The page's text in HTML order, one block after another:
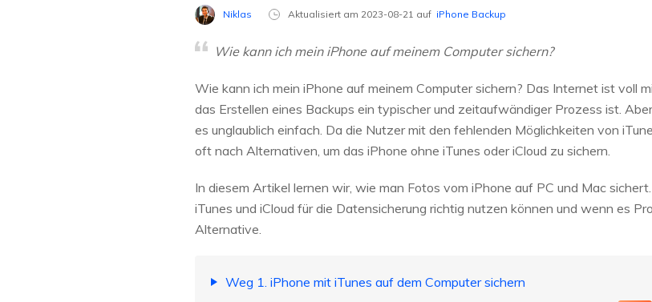
Niklas Aktualisiert am 2023-08-21 auf iPhone Backup
Wie kann ich mein iPhone auf meinem Computer sichern?
Wie kann ich mein iPhone auf meinem Computer sichern? Das Internet ist voll
das Erstellen eines Backups ein typischer und zeitaufwändiger Prozess ist.
es unglaublich einfach. Da die Nutzer mit den fehlenden Möglichkeiten von
oft nach Alternativen, um das iPhone ohne iTunes oder iCloud zu sichern.
In diesem Artikel lernen wir, wie man Fotos vom iPhone auf PC und Mac
iTunes und iCloud für die Datensicherung richtig nutzen können und wenn es
Alternative.
Weg 1. iPhone mit iTunes auf dem Computer sichern